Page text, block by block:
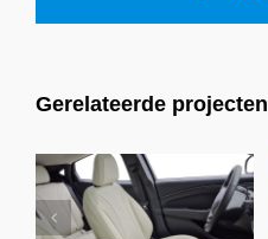
Gerelateerde projecten
Ford Mustang, Alba
Buffalino A4835 Wit